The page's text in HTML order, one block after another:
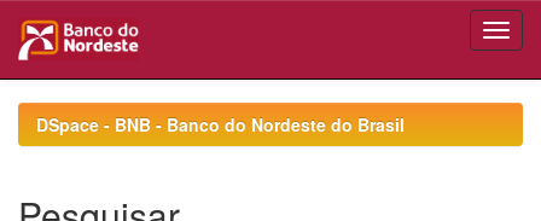
navigationDSpace - BNB - Banco do Nordeste do Brasil